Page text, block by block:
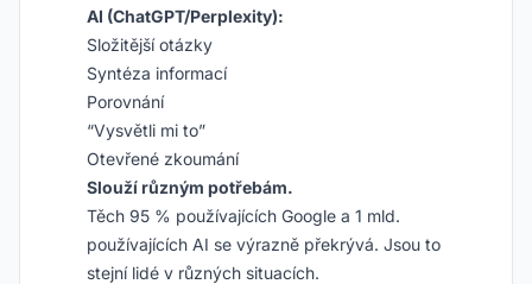
AI (ChatGPT/Perplexity):
Složitější otázky
Syntéza informací
Porovnání
“Vysvětli mi to”
Otevřené zkoumání
Slouží různým potřebám.
Těch 95 % používajících Google a 1 mld.
používajících AI se výrazně překrývá. Jsou to
stejní lidé v různých situacích.